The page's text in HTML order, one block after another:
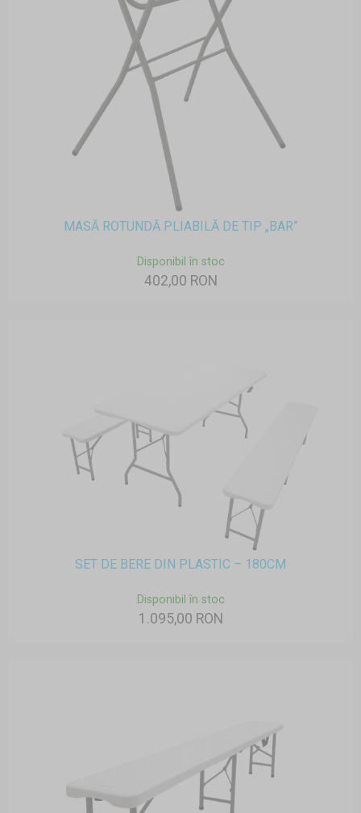
MASĂ ROTUNDĂ PLIABILĂ DE TIP „BAR”
Disponibil în stoc
402,00 RON
SET DE BERE DIN PLASTIC – 180CM
Disponibil în stoc
1.095,00 RON